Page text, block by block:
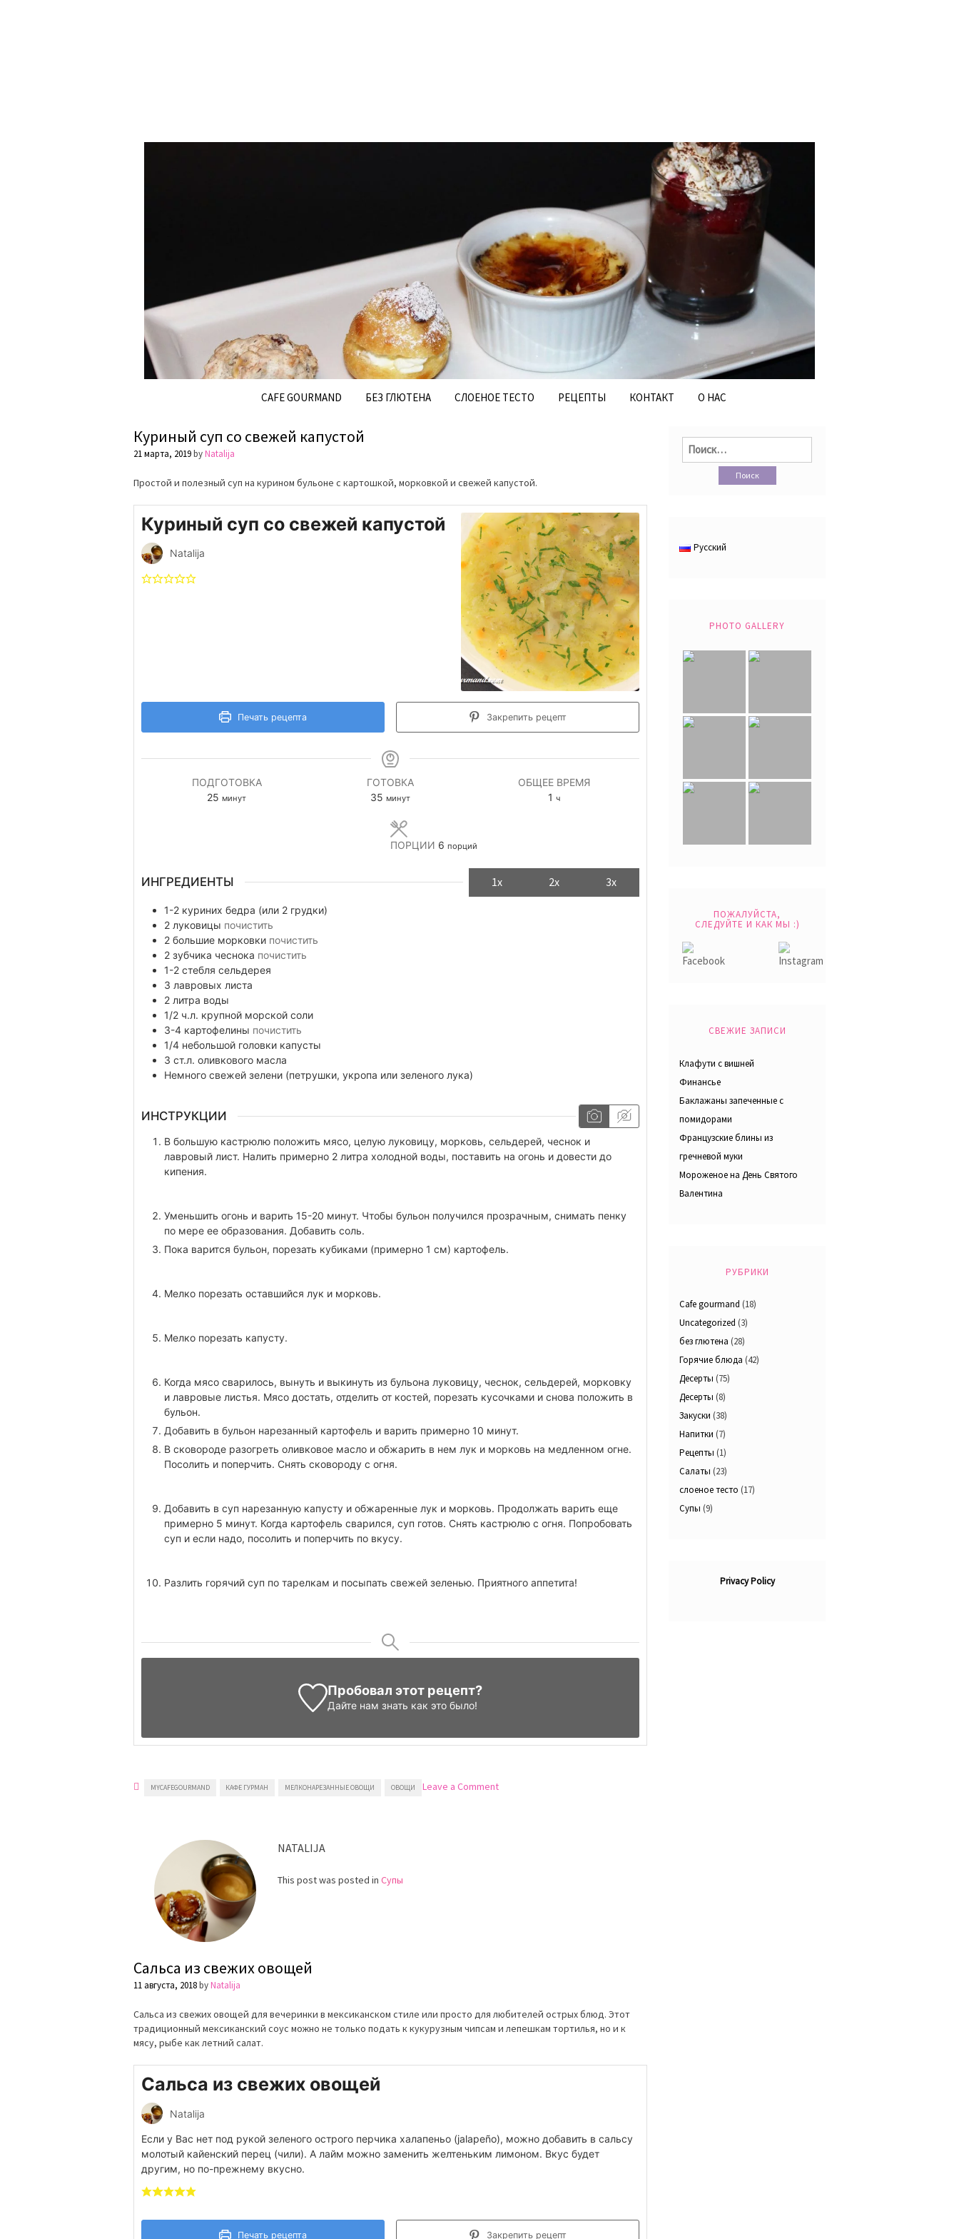
CAFE GOURMAND БЕЗ ГЛЮТЕНА СЛОЕНОЕ ТЕСТО РЕЦЕПТЫ КОНТАКТ О НАС
Куриный суп со свежей капустой
21 марта, 2019byNatalija
Простой и полезный суп на курином бульоне с картошкой, морковкой и свежей капустой.
Куриный суп со свежей капустой
Natalija
Печать рецепта Закрепить рецепт
ПОДГОТОВКА
25 минуты
минут
ГОТОВКА
35минуты
минут
ОБЩЕЕ ВРЕМЯ
1 час
ч
ПОРЦИИ 6 порций
ИНГРЕДИЕНТЫ 1x 2x 3x
1-2 куриних бедра (или 2 грудки)
2 луковицы почистить
2 большие морковки почистить
2 зубчика чеснока почистить
1-2 стебля сельдерея
3 лавровых листа
2 литра воды
1/2 ч.л. крупной морской соли
3-4 картофелины почистить
1/4 небольшой головки капусты
3 ст.л. оливкового масла
Немного свежей зелени (петрушки, укропа или зеленого лука)
ИНСТРУКЦИИ
В большую кастрюлю положить мясо, целую луковицу, морковь, сельдерей, чеснок и
лавровый лист. Налить примерно 2 литра холодной воды, поставить на огонь и довести до
кипения.
Уменьшить огонь и варить 15-20 минут. Чтобы бульон получился прозрачным, снимать пенку
по мере ее образования. Добавить соль.
Пока варится бульон, порезать кубиками (примерно 1 см) картофель.
Мелко порезать оставшийся лук и морковь.
Мелко порезать капусту.
Когда мясо сварилось, вынуть и выкинуть из бульона луковицу, чеснок, сельдерей, морковку
и лавровые листья. Мясо достать, отделить от костей, порезать кусочками и снова положить в
бульон.
Добавить в бульон нарезанный картофель и варить примерно 10 минут.
В сковороде разогреть оливковое масло и обжарить в нем лук и морковь на медленном огне.
Посолить и поперчить. Снять сковороду с огня.
Добавить в суп нарезанную капусту и обжаренные лук и морковь. Продолжать варить еще
примерно 5 минут. Когда картофель сварился, суп готов. Снять кастрюлю с огня. Попробовать
суп и если надо, посолить и поперчить по вкусу.
Разлить горячий суп по тарелкам и посыпать свежей зеленью. Приятного аппетита!
Пробовал этот рецепт?
Дайте нам знать как это было!
MYCAFEGOURMAND КАФЕ ГУРМАН МЕЛКОНАРЕЗАННЫЕ ОВОЩИ ОВОЩИ Leave a Commenton
NATALIJA
This post was posted in Супы
Сальса из свежих овощей
11 августа, 2018byNatalija
Сальса из свежих овощей для вечеринки в мексиканском стиле или просто для любителей острых блюд. Этот
традиционный мексиканский соус можно не только подать к кукурузным чипсам и лепешкам тортилья, но и к
мясу, рыбе как летний салат.
Сальса из свежих овощей
Natalija
Если у Вас нет под рукой зеленого острого перчика халапеньо (jalapeño), можно добавить в сальсу
молотый кайенский перец (чили). А лайм можно заменить желтеньким лимоном. Вкус будет
другим, но по-прежнему вкусно.
Печать рецепта Закрепить рецепт
Найти:
Русский
PHOTO GALLERY
ПОЖАЛУЙСТА,
СЛЕДУЙТЕ И КАК МЫ :)
СВЕЖИЕ ЗАПИСИ
Клафути с вишней
Финансье
Баклажаны запеченные с
помидорами
Французские блины из
гречневой муки
Мороженое на День Святого
Валентина
РУБРИКИ
Cafe gourmand (18)
Uncategorized (3)
без глютена (28)
Горячие блюда (42)
Десерты (75)
Десерты (8)
Закуски (38)
Напитки (7)
Рецепты (1)
Салаты (23)
слоеное тесто (17)
Супы (9)
Privacy Policy